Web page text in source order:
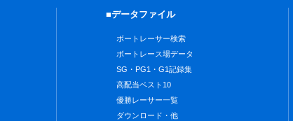
■データファイル
ボートレーサー検索
ボートレース場データ
SG・PG1・G1記録集
高配当ベスト10
優勝レーサー一覧
ダウンロード・他